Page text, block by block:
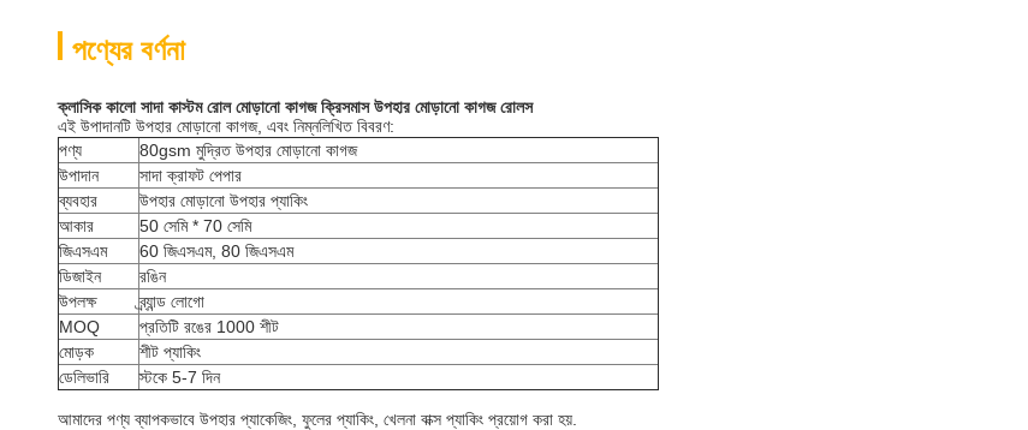
পণ্যের বর্ণনা
ক্লাসিক কালো সাদা কাস্টম রোল মোড়ানো কাগজ ক্রিসমাস উপহার মোড়ানো কাগজ রোলস
এই উপাদানটি উপহার মোড়ানো কাগজ, এবং নিম্নলিখিত বিবরণ:
পণ্য
80gsm মুদ্রিত উপহার মোড়ানো কাগজ
উপাদান
সাদা ক্রাফট পেপার
ব্যবহার
উপহার মোড়ানো উপহার প্যাকিং
আকার
50 সেমি * 70 সেমি
জিএসএম
60 জিএসএম, 80 জিএসএম
ডিজাইন
রঙিন
উপলক্ষ
ব্র্যান্ড লোগো
MOQ
প্রতিটি রঙের 1000 শীট
মোড়ক
শীট প্যাকিং
ডেলিভারি
স্টকে 5-7 দিন
আমাদের পণ্য ব্যাপকভাবে উপহার প্যাকেজিং, ফুলের প্যাকিং, খেলনা বাক্স প্যাকিং প্রয়োগ করা হয়.